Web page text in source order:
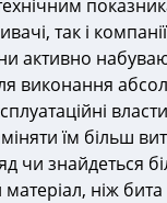
так і
активно
виконання
їм більш
чи знайдеться
ніж